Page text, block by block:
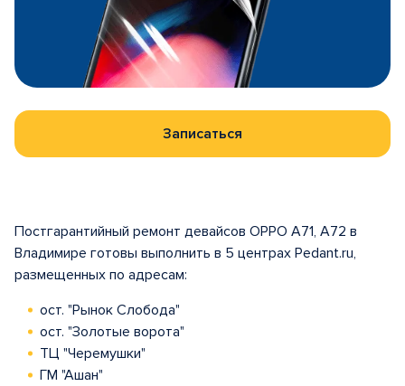
Записаться
Постгарантийный ремонт девайсов OPPO A71, A72 в
Владимире готовы выполнить в 5 центрах Pedant.ru,
размещенных по адресам:
ост. "Рынок Слобода"
ост. "Золотые ворота"
ТЦ "Черемушки"
ГМ "Ашан"